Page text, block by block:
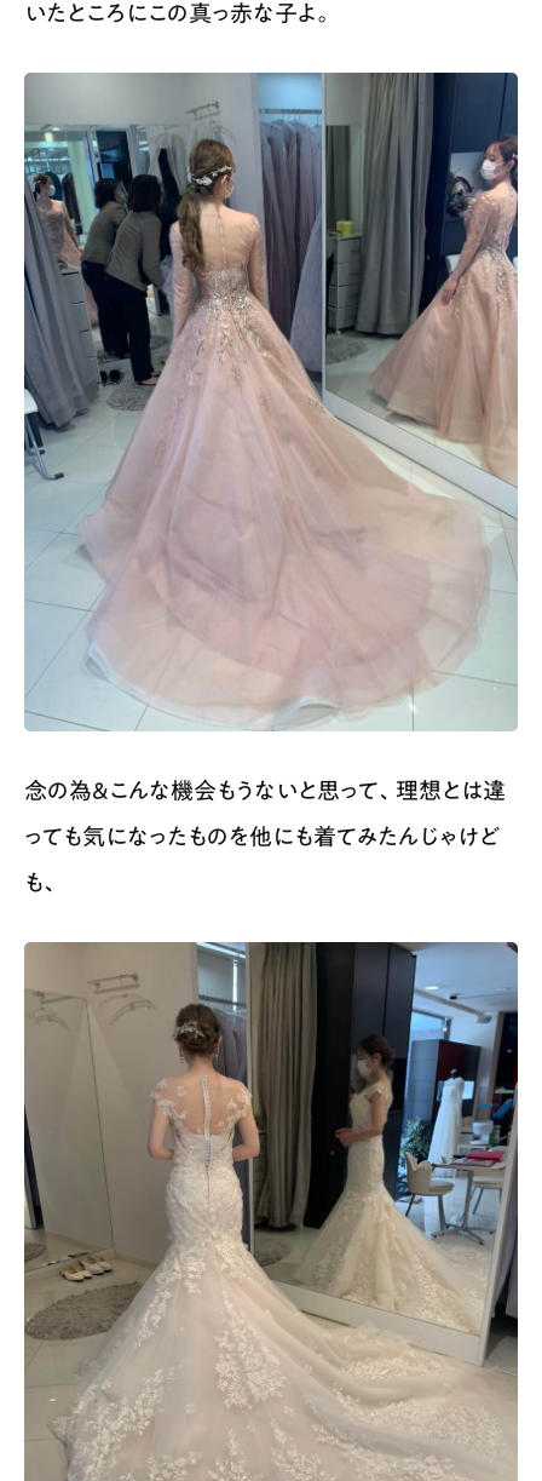
いたところにこの真っ赤な子よ。
念の為&こんな機会もうないと思って、理想とは違
っても気になったものを他にも着てみたんじゃけど
も、